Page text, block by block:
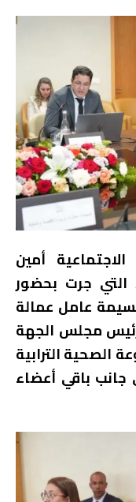
أمين
التي جرت بحضور
عامل عمالة
مجلس الجهة
الصحية الترابية
جانب باقي أعضاء